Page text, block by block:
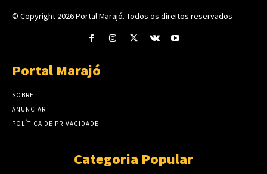
© Copyright 2026Portal Marajó. Todos os direitos reservados
Portal Marajó
SOBRE
ANUNCIAR
POLÍTICA DE PRIVACIDADE
Categoria Popular